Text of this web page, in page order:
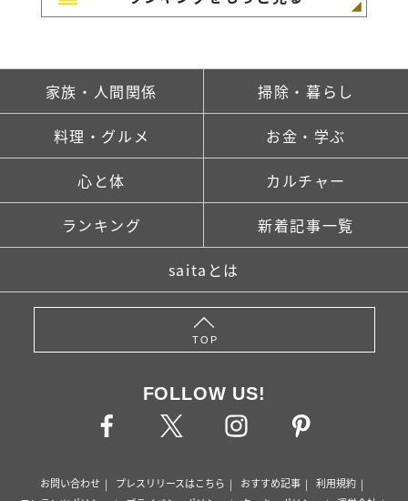
家族・人間関係 掃除・暮らし
料理・グルメ お金・学ぶ
心と体 カルチャー
ランキング 新着記事一覧
saitaとは
TOP
FOLLOW US!
お問い合わせ プレスリリースはこちら おすすめ記事
利用規約